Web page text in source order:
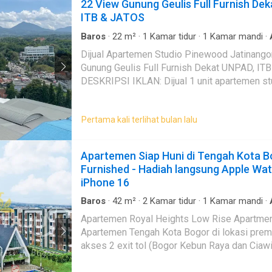
22 View Gunung Geulis Full Furnish
ITB & JATOS
Baros · 22 m² · 1 Kamar tidur · 1 Kamar mandi ·
Dijual Apartemen Studio Pinewood
Gunung Geulis Full Furnish Dekat UNPAD, ITB & JATOS
DESKRIPSI IKLAN: Dijual 1 unit apartemen studio di Pinewood
Square (JATOS) Dekat kampus, mall, rumah
– tinggal bawa koper! Fasilitas dalam unit: ✔ Springbed +
bantal & guling (2 set) ✔ Meja & kursi ✔
✔ Sofa ✔ Kitchen set ✔ Water heater ✔
Fasilitas apartemen: ✔ Swimming pool ✔ Security 24 jam +
access card Keunggulan lokasi: ±800 m ke Universitas
Padjadjaran ±1 km ke Institut Teknologi
Pemerintahan Dalam Negeri, & Institut
Selangkah ke mall, bioskop XXI, restoran &
Pertama kali terlihat bulan lalu
Apartemen Siap Huni di Tengah Kota
Furnished - Hadiah langsung Apple
iPhone 16
Baros · 42 m² · 2 Kamar tidur · 1 Kamar mandi ·
Area
entertaining area· Balkon·Cctv· Dapur lengkap
Kabel video ·Keamanan· Keamanan 24 jam·
Lemari pakaian bawaan·Angkat ·Listrik·
Apartemen Royal Heights Low Rise
Apartemen Tengah Kota Bogor di lokasi
akses 2 exit tol (Bogor Kebun Raya dan